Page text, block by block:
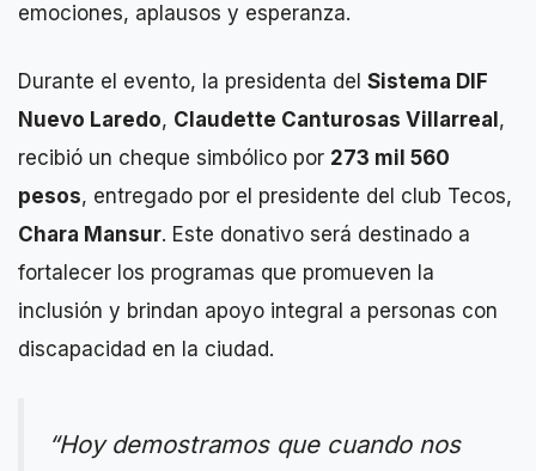
emociones, aplausos y esperanza.
Durante el evento, la presidenta del Sistema DIF
Nuevo Laredo, Claudette Canturosas Villarreal ,
recibió un cheque simbólico por 273 mil 560
pesos, entregado por el presidente del club Tecos,
Chara Mansur. Este donativo será destinado a
fortalecer los programas que promueven la
inclusión y brindan apoyo integral a personas con
discapacidad en la ciudad.
“Hoy demostramos que cuando nos